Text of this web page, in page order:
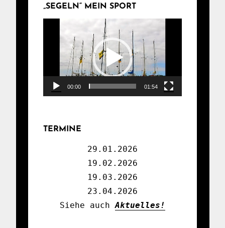
„SEGELN“ MEIN SPORT
00:00 01:54
TERMINE
29.01.2026
19.02.2026
19.03.2026
23.04.2026
Siehe auch Aktuelles!